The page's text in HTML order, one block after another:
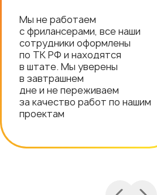
Мы не работаем
с фрилансерами, все наши
сотрудники оформлены
по ТК РФ и находятся
в штате. Мы уверены
в завтрашнем
дне и не переживаем
за качество работ по нашим
проектам